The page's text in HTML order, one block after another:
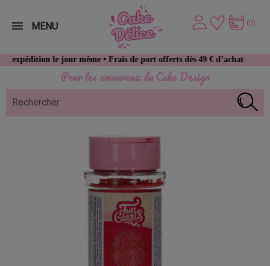
Pour les amoureux du Cake Design
le jour même • Frais de port offerts dès 49 € d’achat
(0)
MENU